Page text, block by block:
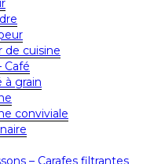
cuisine
Café
à grain
conviviale
– Carafes filtrantes